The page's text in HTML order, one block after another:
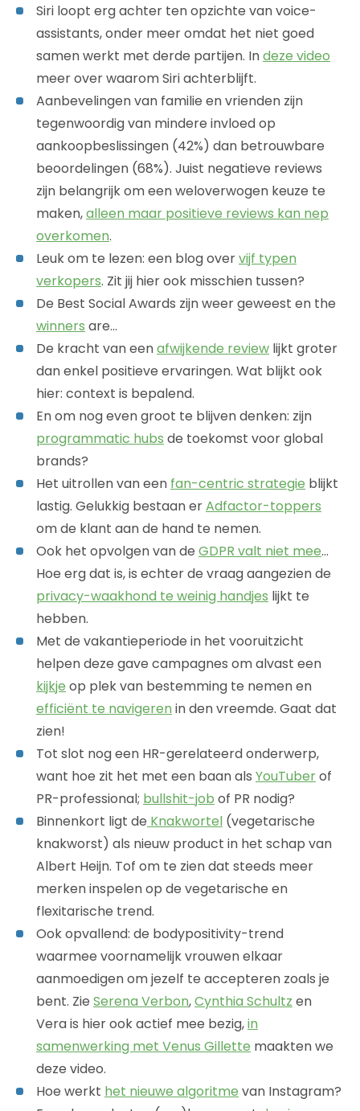
Siri loopt erg achter ten opzichte van voice-
assistants, onder meer omdat het niet goed
samen werkt met derde partijen. Indeze video
meer over waarom Siri achterblijft.
Aanbevelingen van familie en vrienden zijn
tegenwoordig van mindere invloed op
aankoopbeslissingen (42%) dan betrouwbare
beoordelingen (68%). Juist negatieve reviews
zijn belangrijk om een weloverwogen keuze te
maken,alleen maar positieve reviews kan nep
overkomen.
Leuk om te lezen: een blog overvijf typen
verkopers. Zit jij hier ook misschien tussen?
De Best Social Awards zijn weer geweest en the
winners are…
De kracht van eenafwijkende review lijkt groter
dan enkel positieve ervaringen. Wat blijkt ook
hier: context is bepalend.
En om nog even groot te blijven denken: zijn
programmatic hubs de toekomst voor global
brands?
Het uitrollen van een fan-centric strategie blijkt
lastig. Gelukkig bestaan erAdfactor-toppers
om de klant aan de hand te nemen.
Ook het opvolgen van de GDPR valt niet mee…
Hoe erg dat is, is echter de vraag aangezien de
privacy-waakhond te weinig handjes lijkt te
hebben.
Met de vakantieperiode in het vooruitzicht
helpen deze gave campagnes om alvast een
kijkje op plek van bestemming te nemen en
efficiënt te navigeren in den vreemde. Gaat dat
zien!
Tot slot nog een HR-gerelateerd onderwerp,
want hoe zit het met een baan als YouTuberof
PR-professional; bullshit-job of PR nodig?
Binnenkort ligt de Knakwortel (vegetarische
knakworst) als nieuw product in het schap van
Albert Heijn. Tof om te zien dat steeds meer
merken inspelen op de vegetarische en
flexitarische trend.
Ook opvallend: de bodypositivity-trend
waarmee voornamelijk vrouwen elkaar
aanmoedigen om jezelf te accepteren zoals je
bent. Zie Serena Verbon,Cynthia Schultz en
Vera is hier ook actief mee bezig,in
samenwerking met Venus Gillette maakten we
deze video.
Hoe werkt het nieuwe algoritme van Instagram?